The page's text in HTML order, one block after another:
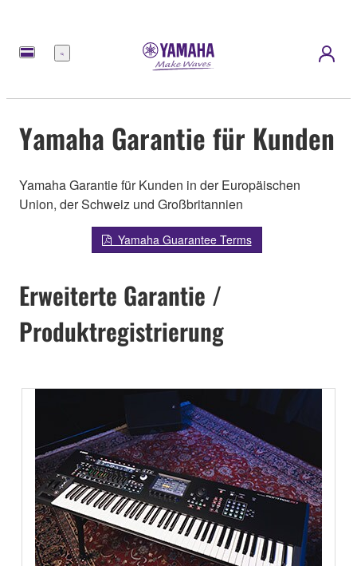
Menü
Yamaha Garantie für Kunden
Yamaha Garantie für Kunden in der Europäischen
Union, der Schweiz und Großbritannien
Yamaha Guarantee Terms
Erweiterte Garantie /
Produktregistrierung